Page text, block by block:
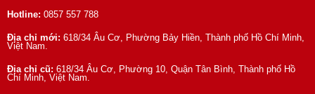
Hotline: 0857 557 788
Địa chỉ mới: 618/34 Âu Cơ, Phường Bảy Hiền, Thành phố Hồ Chí Minh,
Việt Nam.
Địa chỉ cũ: 618/34 Âu Cơ, Phường 10, Quận Tân Bình, Thành phố Hồ
Chí Minh, Việt Nam.